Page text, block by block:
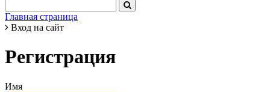
Главная страница
Вход на сайт
Регистрация
Имя